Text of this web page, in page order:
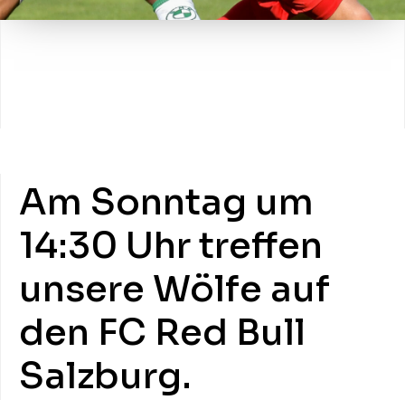
Am Sonntag um
14:30 Uhr treffen
unsere Wölfe auf
den FC Red Bull
Salzburg.